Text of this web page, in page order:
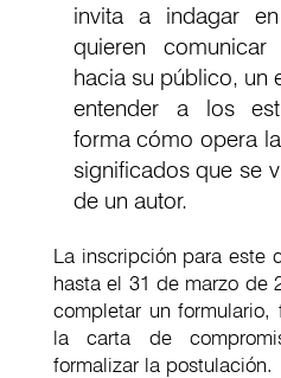
invita a indagar
quieren
hacia su público, un
entender a los
forma cómo opera
significados que se
de un autor.
La inscripción para este
hasta el 31 de marzo de
completar un
la carta de
formalizar la postulación.